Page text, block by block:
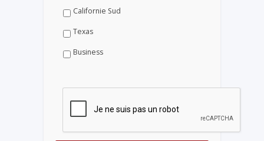
Californie Sud
Texas
Business